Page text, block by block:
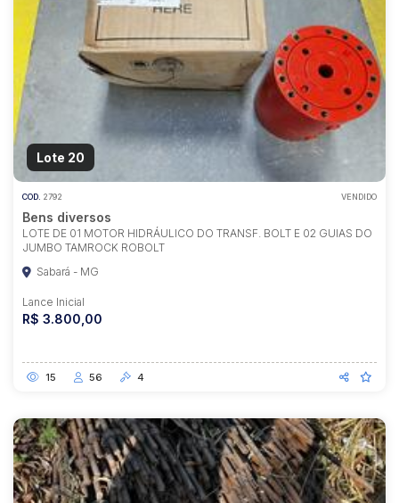
Lote 20
COD. 2792 VENDIDO
Bens diversos
LOTE DE 01 MOTOR HIDRÁULICO DO TRANSF. BOLT E 02 GUIAS DO
JUMBO TAMROCK ROBOLT
Sabará - MG
Lance Inicial
R$ 3.800,00
15 56 4